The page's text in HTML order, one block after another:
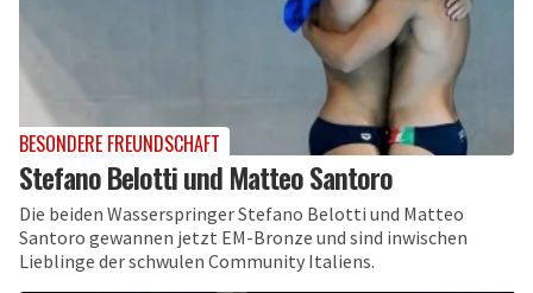
BESONDERE FREUNDSCHAFT
Stefano Belotti und Matteo Santoro
Die beiden Wasserspringer Stefano Belotti und Matteo
Santoro gewannen jetzt EM-Bronze und sind inwischen
Lieblinge der schwulen Community Italiens.